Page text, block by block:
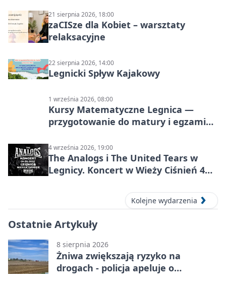
21 sierpnia 2026, 18:00
zaCISze dla Kobiet – warsztaty
relaksacyjne
22 sierpnia 2026, 14:00
Legnicki Spływ Kajakowy
1 września 2026, 08:00
Kursy Matematyczne Legnica —
przygotowanie do matury i egzaminu
4 września 2026, 19:00
The Analogs i The United Tears w
Legnicy. Koncert w Wieży Ciśnień 4
Kolejne wydarzenia
Ostatnie Artykuły
8 sierpnia 2026
Żniwa zwiększają ryzyko na
drogach - policja apeluje o